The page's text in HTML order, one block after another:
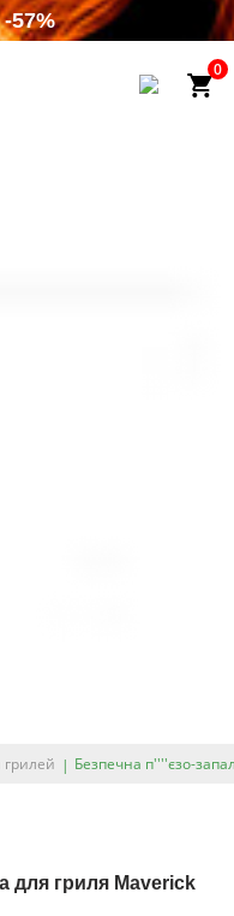
-57%
0
Безпечна п''''єзо-
для гриля Maverick